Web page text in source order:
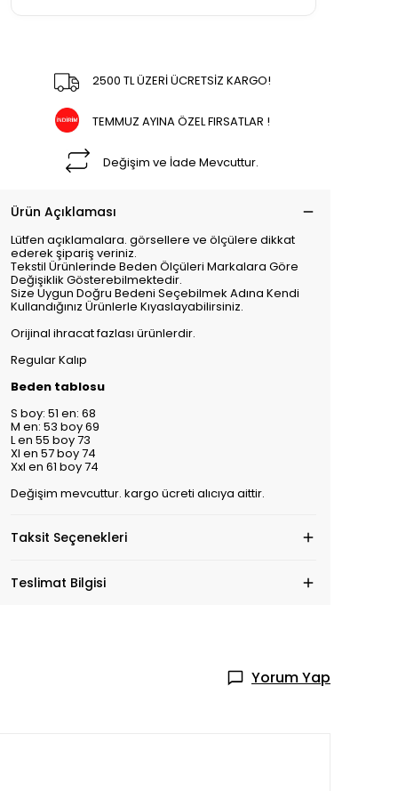
2500 TL ÜZERİ ÜCRETSİZ KARGO!
TEMMUZ AYINA ÖZEL FIRSATLAR !
Değişim ve İade Mevcuttur.
Ürün Açıklaması
Lütfen açıklamalara. görsellere ve ölçülere dikkat
ederek şipariş veriniz.
Tekstil Ürünlerinde Beden Ölçüleri Markalara Göre
Değişiklik Gösterebilmektedir.
Size Uygun Doğru Bedeni Seçebilmek Adına Kendi
Kullandığınız Ürünlerle Kıyaslayabilirsiniz.
Orijinal ihracat fazlası ürünlerdir.
Regular Kalıp
Beden tablosu
S boy: 51 en: 68
M en: 53 boy 69
L en 55 boy 73
Xl en 57 boy 74
Xxl en 61 boy 74
Değişim mevcuttur. kargo ücreti alıcıya aittir.
Taksit Seçenekleri
Teslimat Bilgisi
Yorum Yap